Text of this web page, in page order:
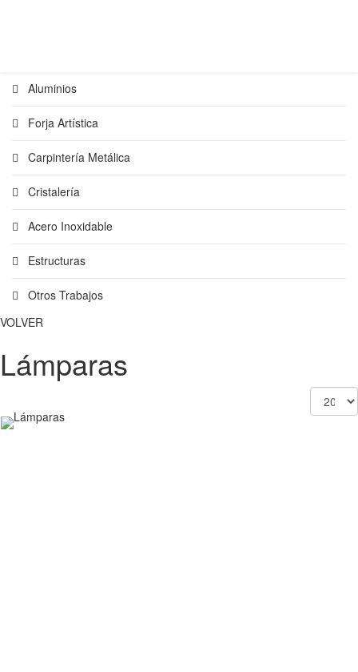
Aluminios
Forja Artística
Carpintería Metálica
Cristalería
Acero Inoxidable
Estructuras
Otros Trabajos
VOLVER
Lámparas